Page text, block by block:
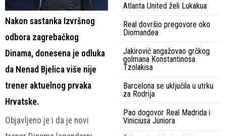
Nakon sastanka Izvršnog
odbora zagrebačkog
Dinama, donesena je odluka
da Nenad Bjelica više nije
trener aktuelnog prvaka
Hrvatske.
Objavljeno je i da je novi
Atlanta United želi Lukakua
Real dovršio pregovore oko
Diomandea
Jakirović angažovao grčkog
golmana Konstantinosa
Tzolakisa
Barcelona se uključila u utrku
za Rodrija
Pao dogovor Real Madrida i
Viniciusa Juniora